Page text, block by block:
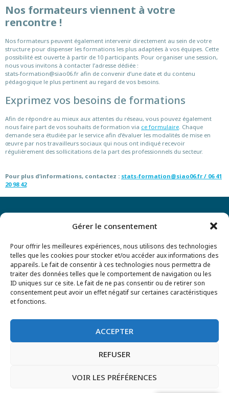
Gérer le consentement
Pour offrir les meilleures expériences, nous utilisons des technologies
telles que les cookies pour stocker et/ou accéder aux informations des
appareils. Le fait de consentir à ces technologies nous permettra de
traiter des données telles que le comportement de navigation ou les
ID uniques sur ce site. Le fait de ne pas consentir ou de retirer son
consentement peut avoir un effet négatif sur certaines caractéristiques
et fonctions.
ACCEPTER
REFUSER
VOIR LES PRÉFÉRENCES
Nos formateurs viennent à votre
rencontre !
Nos formateurs peuvent également intervenir directement au sein de votre
structure pour dispenser les formations les plus adaptées à vos équipes. Cette
possibilité est ouverte à partir de 10 participants. Pour organiser une session,
nous vous invitons à contacter l’adresse dédiée :
stats-formation@siao06.fr afin de convenir d’une date et du contenu
pédagogique le plus pertinent au regard de vos besoins.
Exprimez vos besoins de formations
Afin de répondre au mieux aux attentes du réseau, vous pouvez également
nous faire part de vos souhaits de formation via ce formulaire . Chaque
demande sera étudiée par le service afin d’évaluer les modalités de mise en
œuvre par nos travailleurs sociaux qui nous ont indiqué recevoir
régulièrement des sollicitations de la part des professionnels du secteur.
Pour plus d’informations, contactez : stats-formation@siao06.fr / 06 41
20 98 42
Mentions légales
Politique de confidentialité
CONTACT